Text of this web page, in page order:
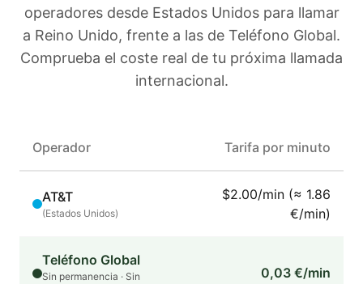
operadores desde Estados Unidospara llamar
a Reino Unido, frente a las de Teléfono Global.
Comprueba el coste real de tu próxima llamada
internacional.
Operador Tarifa por minuto
AT&T
(Estados Unidos)
$2.00/min (≈ 1.86
€/min)
Teléfono Global
Sin permanencia · Sin
0,03 €/min